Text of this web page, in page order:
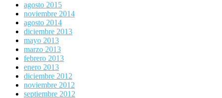
agosto 2015
noviembre 2014
agosto 2014
diciembre 2013
mayo 2013
marzo 2013
febrero 2013
enero 2013
diciembre 2012
noviembre 2012
septiembre 2012